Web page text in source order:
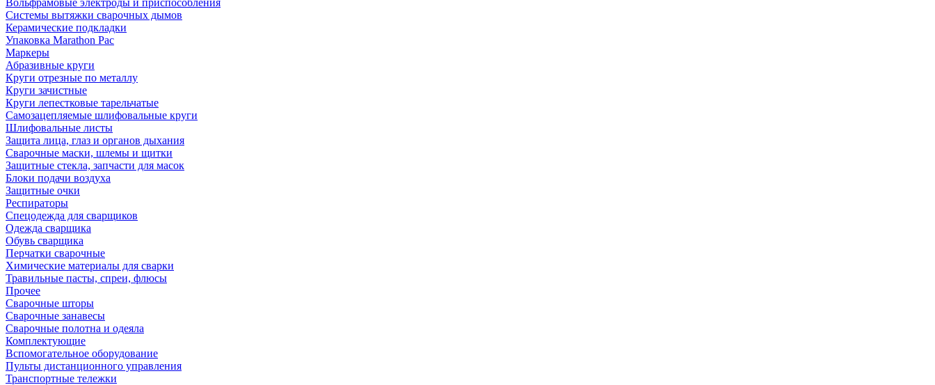
Вольфрамовые электроды и приспособления
Системы вытяжки сварочных дымов
Керамические подкладки
Упаковка Marathon Pac
Маркеры
Абразивные круги
Круги отрезные по металлу
Круги зачистные
Круги лепестковые тарельчатые
Самозацепляемые шлифовальные круги
Шлифовальные листы
Защита лица, глаз и органов дыхания
Сварочные маски, шлемы и щитки
Защитные стекла, запчасти для масок
Блоки подачи воздуха
Защитные очки
Респираторы
Спецодежда для сварщиков
Одежда сварщика
Обувь сварщика
Перчатки сварочные
Химические материалы для сварки
Травильные пасты, спреи, флюсы
Прочее
Сварочные шторы
Сварочные занавесы
Сварочные полотна и одеяла
Комплектующие
Вспомогательное оборудование
Пульты дистанционного управления
Транспортные тележки